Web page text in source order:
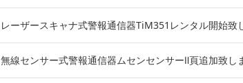
レーザースキャナ式警報通信器TiM351レンタル開始致
無線センサー式警報通信器ムセンセンサーⅡ頁追加致し